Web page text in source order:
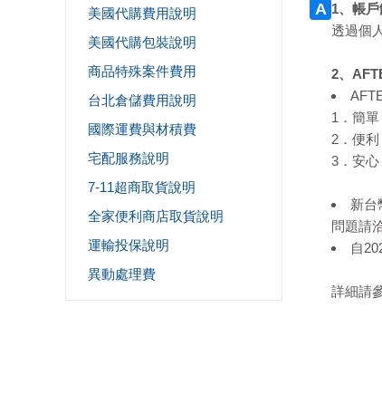
美國代購費用說明
美國代購包裝說明
商品特殊案件費用
台北倉儲費用說明
國際運費與材積費
宅配服務說明
7-11超商取貨說明
全家便利商店取貨說明
運輸投保說明
異動處理費
1、帳
透過個
2、
1．簡
2．便
3．安
新台
問題請
自
詳細請